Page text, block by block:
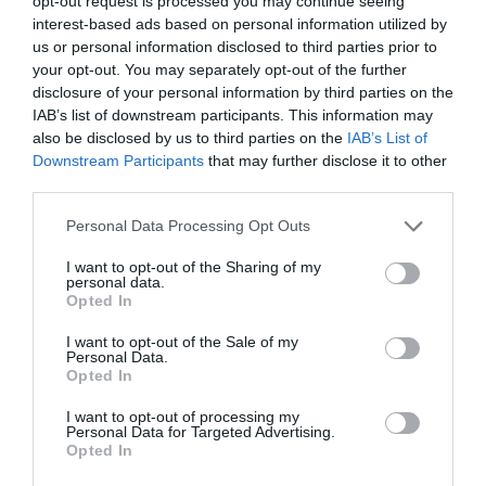
interest-based ads based on personal information utilized by
us or personal information disclosed to third parties prior to
your opt-out. You may separately opt-out of the further
disclosure of your personal information by third parties on the
IAB’s list of downstream participants. This information may
also be disclosed by us to third parties on the IAB’s List of
Downstream Participants that may further disclose it to other
Please note that this website/app uses one or more Google
not limited to your visit or usage behaviour. You may click to
grant or deny consent to Google and its third-party tags to
use your data for below specified purposes in below Google
consent section.
Personal Data Processing Opt Outs
I want to opt-out of the Sharing of my
personal data.
Opted In
I want to opt-out of the Sale of my
Personal Data.
Opted In
I want to opt-out of processing my
Personal Data for Targeted Advertising.
Opted In
Ez is érdekelhet!
Norvégia hamarosan teljesen átállhat az
elektromos autókra